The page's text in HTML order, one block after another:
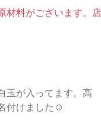
材料がございます。
玉が入ってます。高
付けました☺